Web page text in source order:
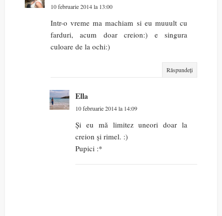
10 februarie 2014 la 13:00
Intr-o vreme ma machiam si eu muuult cu
farduri, acum doar creion:) e singura
culoare de la ochi:)
Răspundeți
Ella
10 februarie 2014 la 14:09
Și eu mă limitez uneori doar la
creion și rimel. :)
Pupici :*